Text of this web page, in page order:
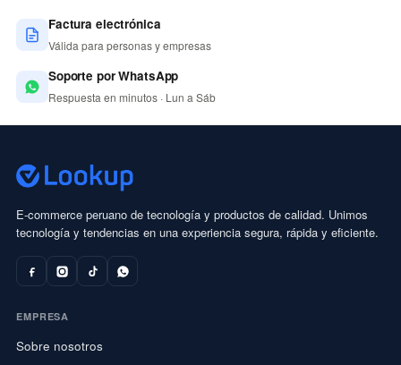
Factura electrónica
Válida para personas y empresas
Soporte por WhatsApp
Respuesta en minutos · Lun a Sáb
E-commerce peruano de tecnología y productos de calidad. Unimos
tecnología y tendencias en una experiencia segura, rápida y eficiente.
EMPRESA
Sobre nosotros